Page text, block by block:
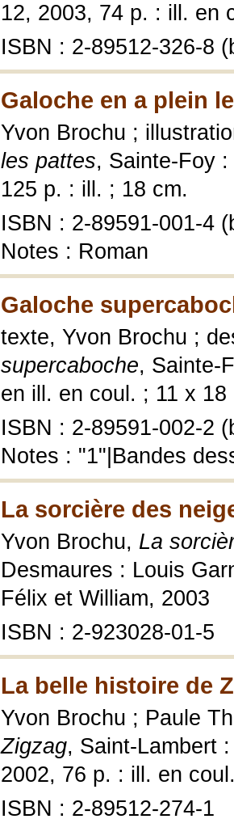
12, 2003, 74 p. : ill. en
ISBN : 2-89512-326-8
Galoche en a plein
Yvon Brochu ;
les pattes, Sainte-Foy
125 p. : ill. ; 18 cm.
ISBN : 2-89591-001-4
Notes : Roman
Galoche
texte, Yvon Brochu ;
supercaboche, Sainte-
en ill. en coul. ; 11 x 18
ISBN : 2-89591-002-2
Notes : "1"|Bandes
La sorcière des
Yvon Brochu, La
Desmaures : Louis
Félix et William, 2003
ISBN : 2-923028-01-5
La belle histoire de
Yvon Brochu ; Paule
Zigzag, Saint-Lambert
2002, 76 p. : ill. en
ISBN : 2-89512-274-1